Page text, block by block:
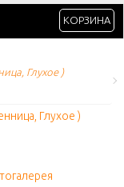
КОРЗИНА
Глухое )